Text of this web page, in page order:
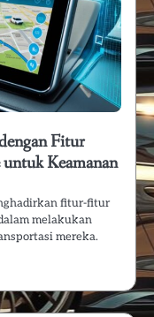
Fitur
Keamanan
fitur-fitur
melakukan
mereka.